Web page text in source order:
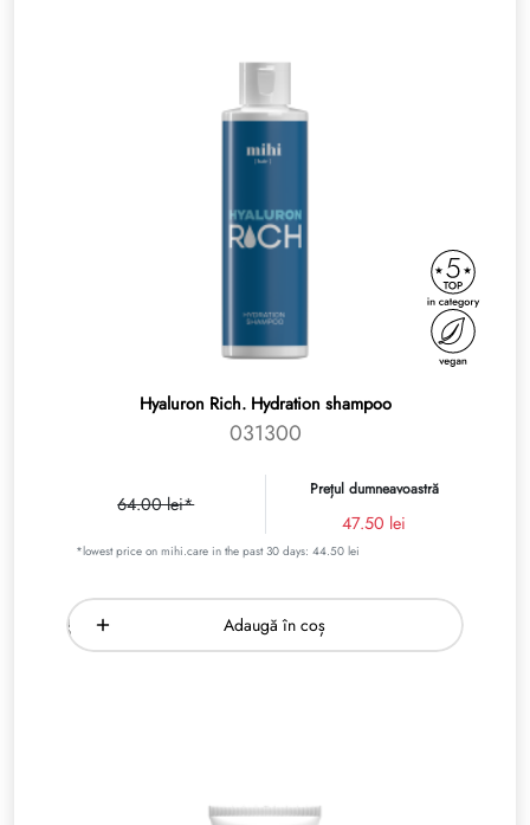
Hyaluron Rich. Hydration shampoo
031300
64.00 lei*
Prețul dumneavoastră
47.50 lei
*lowest price on mihi.care in the past 30 days: 44.50 lei
Adaugă în coș